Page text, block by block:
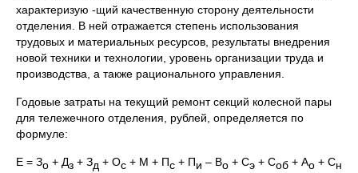
характеризую -щий качественную сторону деятельности
отделения. В ней отражается степень использования
трудовых и материальных ресурсов, результаты внедрения
новой техники и технологии, уровень организации труда и
производства, а также рационального управления.
Годовые затраты на текущий ремонт секций колесной пары
для тележечного отделения, рублей, определяется по
формуле:
E = Зо + Дз + Зд + Ос + М + Пс + Пи – Во + Сэ + Соб + Ао + Сн